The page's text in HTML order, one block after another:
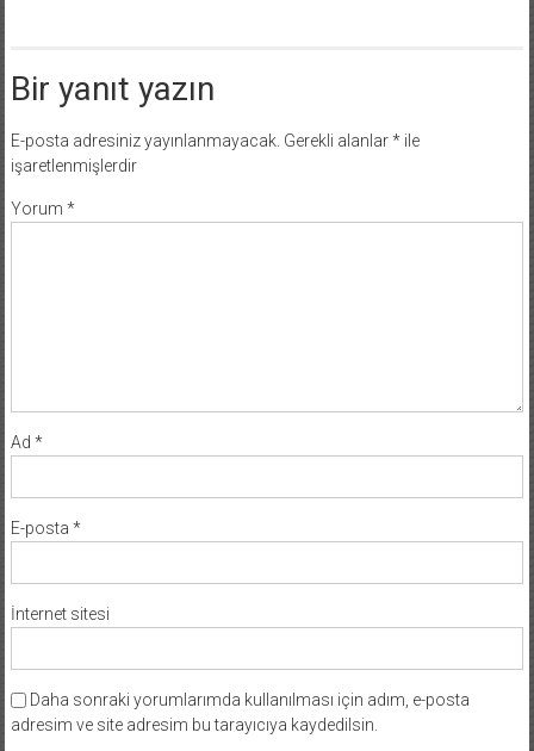
Bir yanıt yazın
E-posta adresiniz yayınlanmayacak. Gerekli alanlar*ile
işaretlenmişlerdir
Yorum *
Ad *
E-posta *
İnternet sitesi
Daha sonraki yorumlarımda kullanılması için adım, e-posta
adresim ve site adresim bu tarayıcıya kaydedilsin.